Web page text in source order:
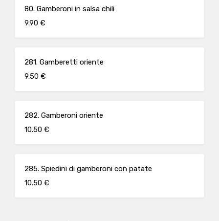
80. Gamberoni in salsa chili
9.90 €
281. Gamberetti oriente
9.50 €
282. Gamberoni oriente
10.50 €
285. Spiedini di gamberoni con patate
10.50 €